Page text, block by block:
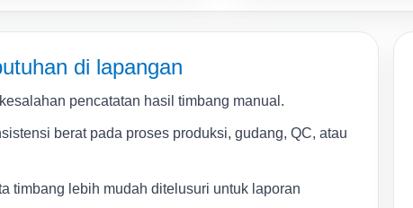
di lapangan
pencatatan hasil timbang manual.
berat pada proses produksi, gudang, QC, atau
timbang lebih mudah ditelusuri untuk laporan